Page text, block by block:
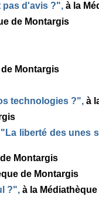
pas d'avis ?", à la
de Montargis
Montargis
technologies ?", à
"La liberté des unes
Montargis
de Montargis
?", à la